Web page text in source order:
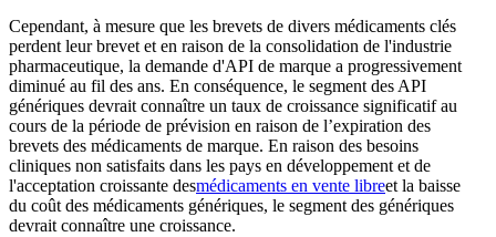
Cependant, à mesure que les brevets de divers médicaments clés
perdent leur brevet et en raison de la consolidation de l'industrie
pharmaceutique, la demande d'API de marque a progressivement
diminué au fil des ans. En conséquence, le segment des API
génériques devrait connaître un taux de croissance significatif au
cours de la période de prévision en raison de l’expiration des
brevets des médicaments de marque. En raison des besoins
cliniques non satisfaits dans les pays en développement et de
l'acceptation croissante desmédicaments en vente libreet la baisse
du coût des médicaments génériques, le segment des génériques
devrait connaître une croissance.